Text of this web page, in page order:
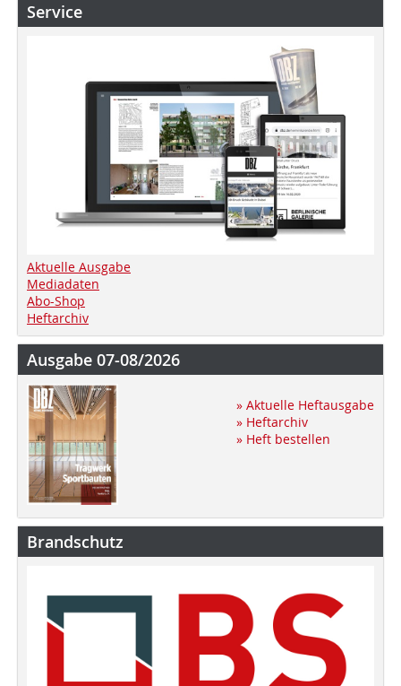
Service
Aktuelle Ausgabe
Mediadaten
Abo-Shop
Heftarchiv
Ausgabe 07-08/2026
» Aktuelle Heftausgabe
» Heftarchiv
» Heft bestellen
Brandschutz